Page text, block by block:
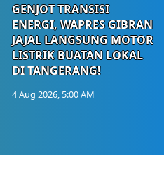
GENJOT TRANSISI
ENERGI, WAPRES GIBRAN
JAJAL LANGSUNG MOTOR
LISTRIK BUATAN LOKAL
DI TANGERANG!
4 Aug 2026, 5:00 AM